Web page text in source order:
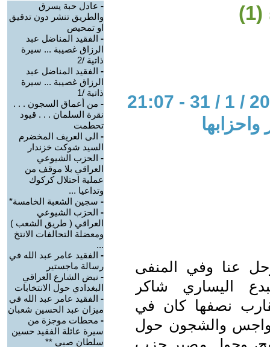
عنا وفي المنفى
اليساري شاكر
نصفها كان في
والشجون حول
- عادل حبة يسرق
والطريق تنشر دون تدقيق
او تمحيص
- الفقيد المناضل عبد
الرزاق غصيبة ... سيرة
ذاتية /2
- الفقيد المناضل عبد
الرزاق غصيبة ... سيرة
ذاتية /1
- من أعماق السجون . . .
نقرة السلمان . . . قيود
تحطمت
- الى العريف المخضرم
السيد شوكت خزندار
- الحزب الشيوعي
العراقي بلا موقف من
عملية احتلال كركوك
وتداعيا ...
- سجين الشعبة الخامسة*
- الحزب الشيوعي
العراقي ( طريق الشعب )
ومعضلة التحالفات الانتخ
...
- الفقيد عامر عبد الله في
رسالة ماجستير
- نبض الشارع العراقي
البغدادي حول الانتخابات
- الفقيد عامر عبد الله في
ميزان عبد الحسين شعبان
- محطات موجزة من
سيرة عائلة الفقيد حسين
سلطان صبي **